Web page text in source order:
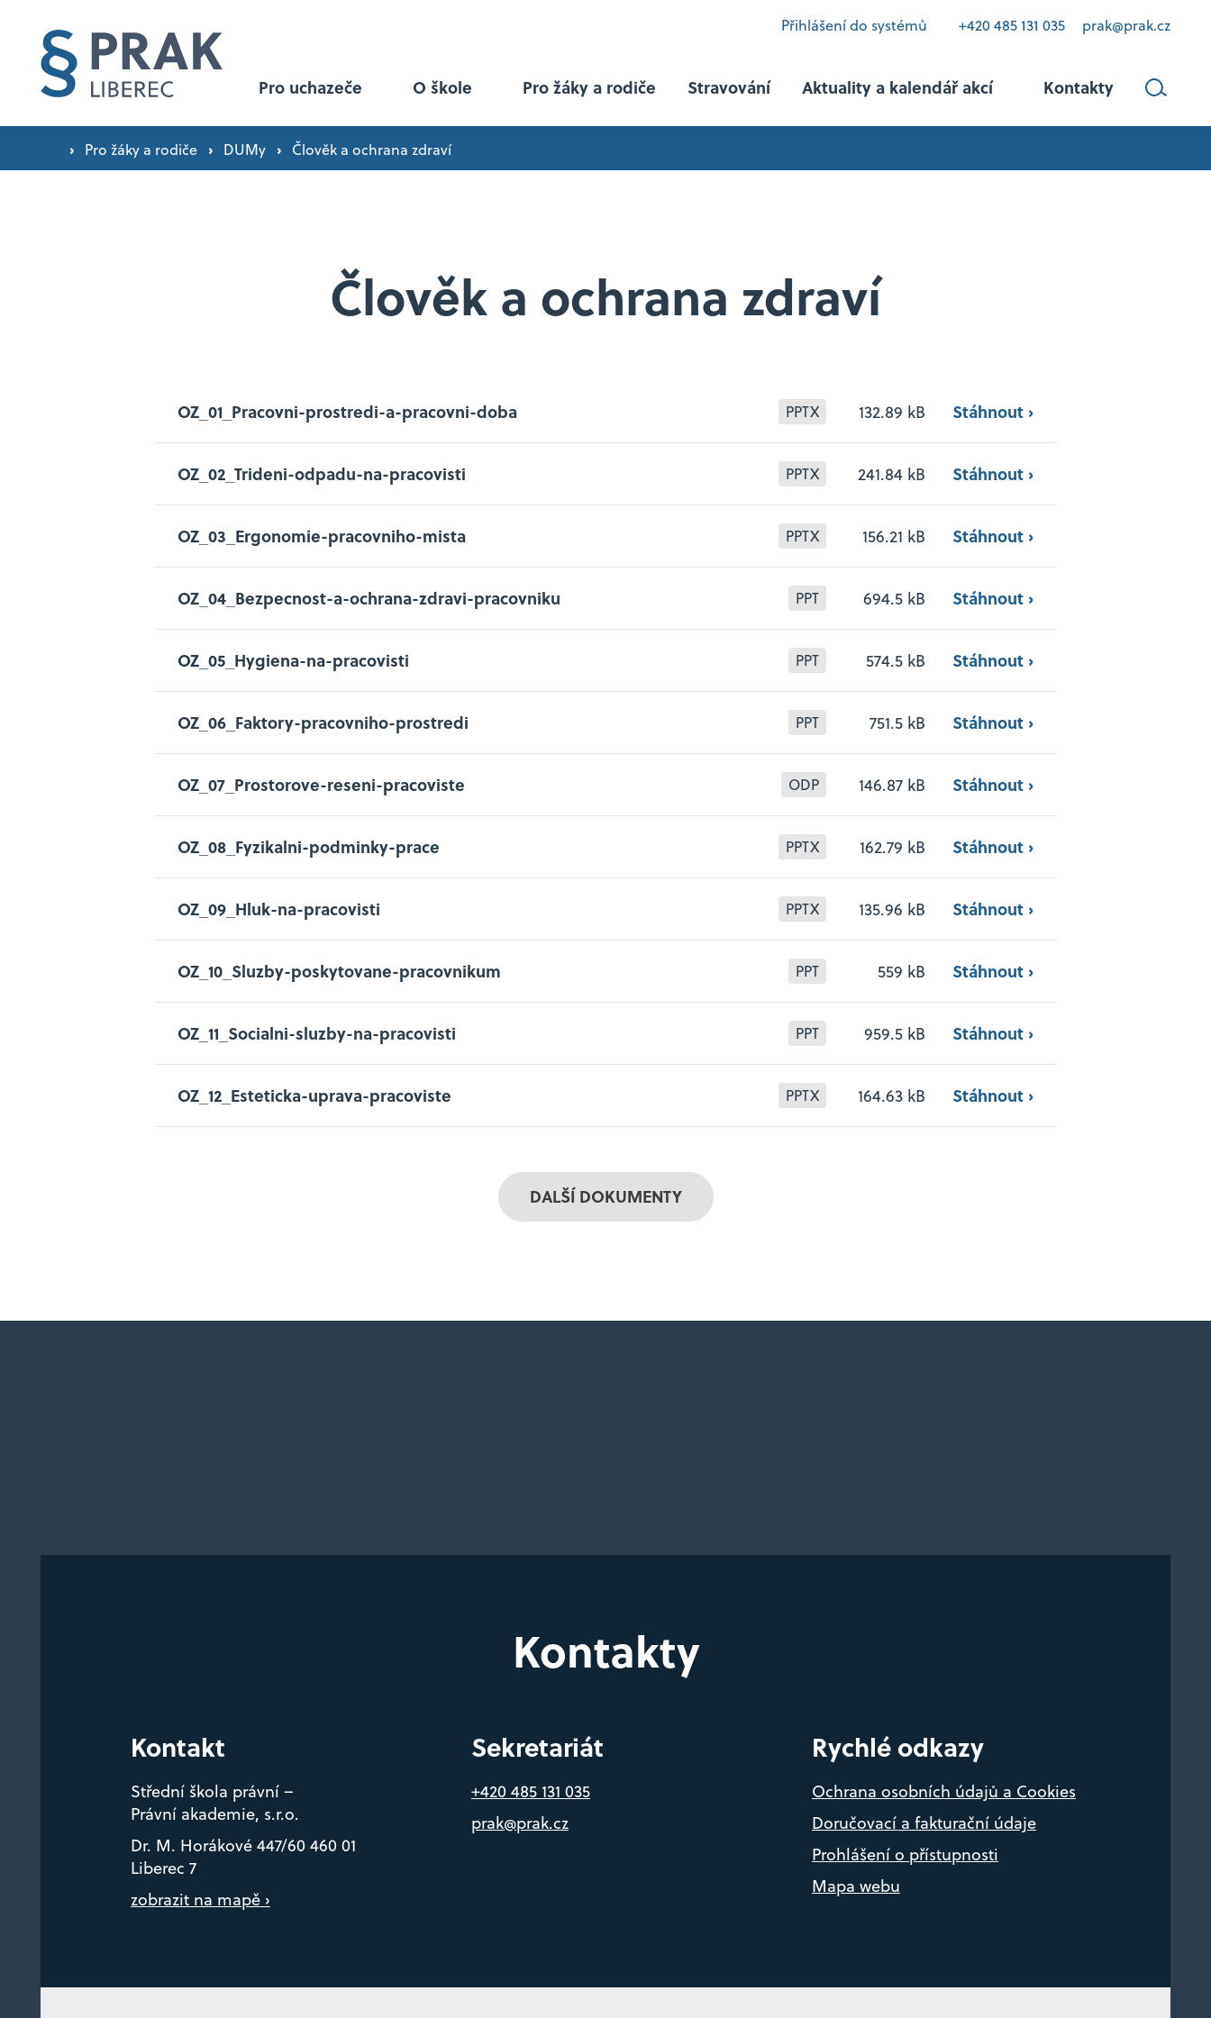
Pro uchazeče
Právní činnost se zaměřením na mezinárodní vztahy
Právní činnost se zaměřením na hospodářskou kriminalitu
O škole Pro žáky a rodiče Stravování Aktuality a kalendář akcí Kontakty
Přihlášení do systémů +420 485 131 035 prak@prak.cz
› Pro žáky a rodiče › DUMy › Člověk a ochrana zdraví
Člověk a ochrana zdraví
OZ_01_Pracovni-prostredi-a-pracovni-doba PPTX 132.89 kB Stáhnout ›
OZ_02_Trideni-odpadu-na-pracovisti PPTX 241.84 kB Stáhnout ›
OZ_03_Ergonomie-pracovniho-mista PPTX 156.21 kB Stáhnout ›
OZ_04_Bezpecnost-a-ochrana-zdravi-pracovniku PPT 694.5 kB Stáhnout ›
OZ_05_Hygiena-na-pracovisti PPT 574.5 kB Stáhnout ›
OZ_06_Faktory-pracovniho-prostredi PPT 751.5 kB Stáhnout ›
OZ_07_Prostorove-reseni-pracoviste ODP 146.87 kB Stáhnout ›
OZ_08_Fyzikalni-podminky-prace PPTX 162.79 kB Stáhnout ›
OZ_09_Hluk-na-pracovisti PPTX 135.96 kB Stáhnout ›
OZ_10_Sluzby-poskytovane-pracovnikum PPT 559 kB Stáhnout ›
OZ_11_Socialni-sluzby-na-pracovisti PPT 959.5 kB Stáhnout ›
OZ_12_Esteticka-uprava-pracoviste PPTX 164.63 kB Stáhnout ›
DALŠÍ DOKUMENTY
Kontakty
Kontakt
Střední škola právní –
Právní akademie, s.r.o.
Dr. M. Horákové 447/60 460 01
Liberec 7
zobrazit na mapě ›
Sekretariát
+420 485 131 035
prak@prak.cz
Rychlé odkazy
Ochrana osobních údajů a Cookies
Doručovací a fakturační údaje
Prohlášení o přístupnosti
Mapa webu